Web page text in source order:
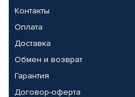
Контакты
Оплата
Доставка
Обмен и возврат
Гарантия
Договор-оферта